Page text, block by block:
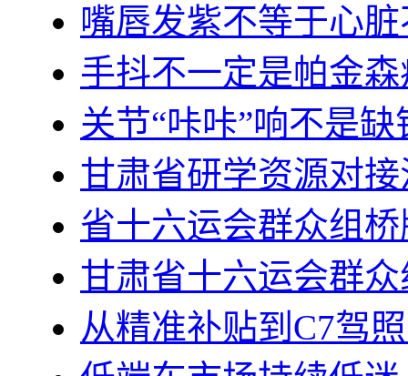
嘴唇发紫不等于心
手抖不一定是帕金
关节“咔咔”响不是
甘肃省研学资源对
省十六运会群众组
甘肃省十六运会群
从精准补贴到C7驾